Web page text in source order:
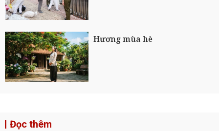
Hương mùa hè
Đọc thêm